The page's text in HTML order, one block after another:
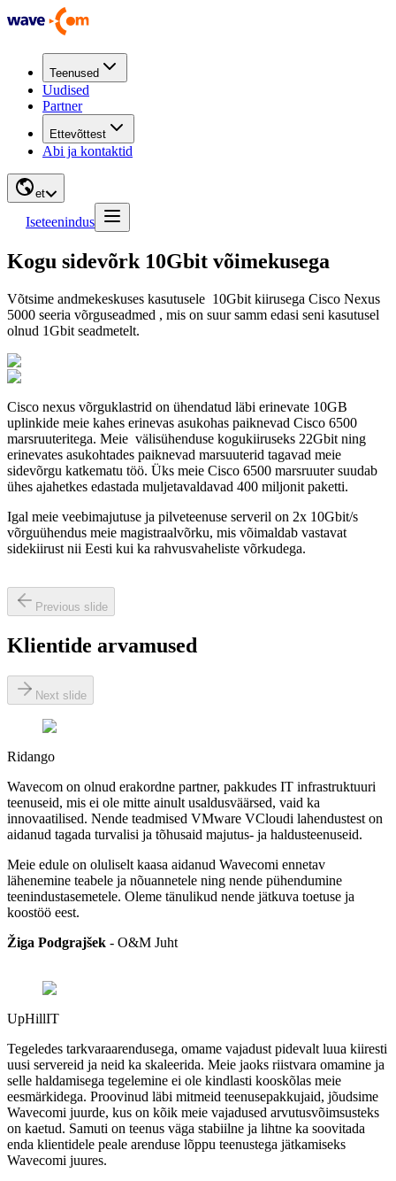
Teenused
Uudised
Partner
Ettevõttest
Abi ja kontaktid
et
Iseteenindus
Kogu sidevõrk 10Gbit võimekusega
Võtsime andmekeskuses kasutusele 10Gbit kiirusega Cisco Nexus
5000 seeria võrguseadmed , mis on suur samm edasi seni kasutusel
olnud 1Gbit seadmetelt.
Cisco nexus võrguklastrid on ühendatud läbi erinevate 10GB
uplinkide meie kahes erinevas asukohas paiknevad Cisco 6500
marsruuteritega. Meie välisühenduse kogukiiruseks 22Gbit ning
erinevates asukohtades paiknevad marsuuterid tagavad meie
sidevõrgu katkematu töö. Üks meie Cisco 6500 marsruuter suudab
ühes ajahetkes edastada muljetavaldavad 400 miljonit paketti.
Igal meie veebimajutuse ja pilveteenuse serveril on 2x 10Gbit/s
võrguühendus meie magistraalvõrku, mis võimaldab vastavat
sidekiirust nii Eesti kui ka rahvusvaheliste võrkudega.
Previous slide
Klientide arvamused
Next slide
Ridango
Wavecom on olnud erakordne partner, pakkudes IT infrastruktuuri
teenuseid, mis ei ole mitte ainult usaldusväärsed, vaid ka
innovaatilised. Nende teadmised VMware VCloudi lahendustest on
aidanud tagada turvalisi ja tõhusaid majutus- ja haldusteenuseid.
Meie edule on oluliselt kaasa aidanud Wavecomi ennetav
lähenemine teabele ja nõuannetele ning nende pühendumine
teenindustasemetele. Oleme tänulikud nende jätkuva toetuse ja
koostöö eest.
Žiga Podgrajšek - O&M Juht
UpHillIT
Tegeledes tarkvaraarendusega, omame vajadust pidevalt luua kiiresti
uusi servereid ja neid ka skaleerida. Meie jaoks riistvara omamine ja
selle haldamisega tegelemine ei ole kindlasti kooskõlas meie
eesmärkidega. Proovinud läbi mitmeid teenusepakkujaid, jõudsime
Wavecomi juurde, kus on kõik meie vajadused arvutusvõimsusteks
on kaetud. Samuti on teenus väga stabiilne ja lihtne ka soovitada
enda klientidele peale arenduse lõppu teenustega jätkamiseks
Wavecomi juures.